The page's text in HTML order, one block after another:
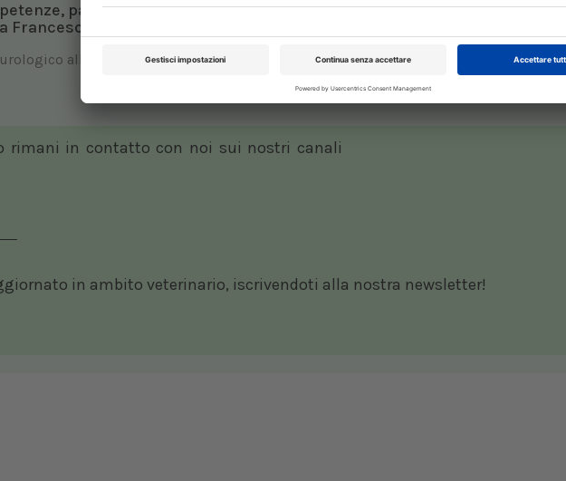
patologie trattate
Bussi
alla medicina
rimani in contatto con noi sui nostri canali
in ambito veterinario, iscrivendoti alla nostra newsletter!
XXI Congresso
Pillole in